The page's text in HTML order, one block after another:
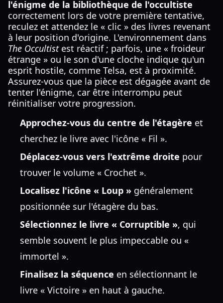
l'énigme de la bibliothèque de l'occultiste
correctement lors de votre première tentative,
reculez et attendez le « clic » des livres revenant
à leur position d'origine. L'environnement dans
The Occultistest réactif ; parfois, une « froideur
étrange » ou le son d'une cloche indique qu'un
esprit hostile, comme Telsa, est à proximité.
Assurez-vous que la pièce est dégagée avant de
tenter l'énigme, car être interrompu peut
réinitialiser votre progression.
Approchez-vous du centre de l'étagère et
cherchez le livre avec l'icône « Fil ».
Déplacez-vous vers l'extrême droite pour
trouver le volume « Crochet ».
Localisez l'icône « Loup » généralement
positionnée sur l'étagère du bas.
Sélectionnez le livre « Corruptible », qui
semble souvent le plus impeccable ou «
immortel ».
Finalisez la séquence en sélectionnant le
livre « Victoire » en haut à gauche.